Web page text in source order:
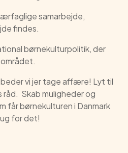
samarbejde,
findes.
børnekulturpolitik, der
beder vi jer tage affære! Lyt til
Skab muligheder og
får børnekulturen i Danmark
for det!